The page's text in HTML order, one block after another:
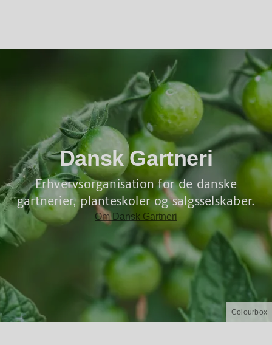
Dansk Gartneri
Erhvervsorganisation for de danske
gartnerier, planteskoler og salgsselskaber.
Om Dansk Gartneri
Colourbox